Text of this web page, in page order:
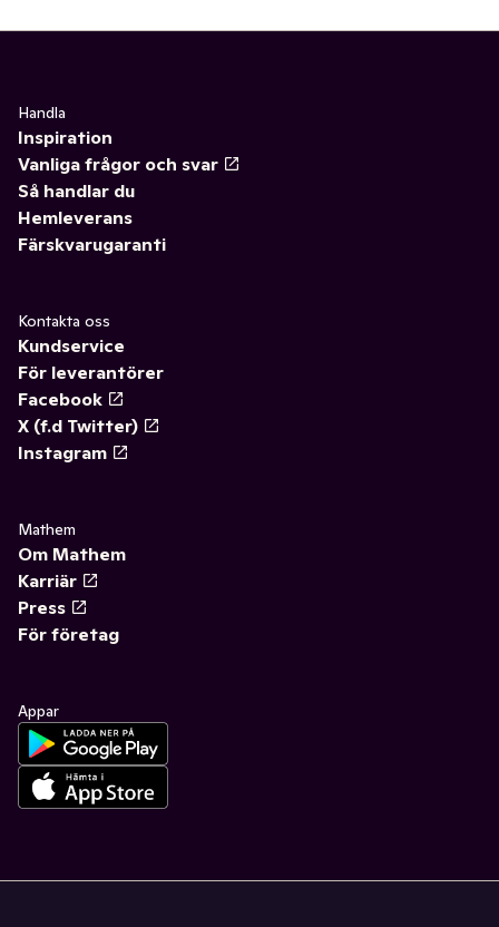
Handla
Inspiration
Vanliga frågor och svar
Så handlar du
Hemleverans
Färskvarugaranti
Kontakta oss
Kundservice
För leverantörer
Facebook
X (f.d Twitter)
Instagram
Mathem
Om Mathem
Karriär
Press
För företag
Appar